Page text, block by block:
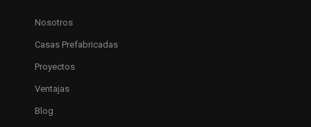
Nosotros
Casas Prefabricadas
Proyectos
Ventajas
Blog